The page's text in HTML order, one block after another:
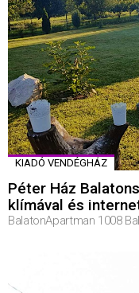
KIADÓ VENDÉGHÁZ
Péter Ház
klímával és
BalatonApartman 1008